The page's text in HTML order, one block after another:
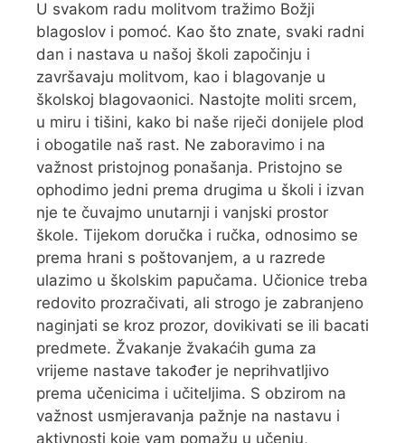
U svakom radu molitvom tražimo Božji
blagoslov i pomoć. Kao što znate, svaki radni
dan i nastava u našoj školi započinju i
završavaju molitvom, kao i blagovanje u
školskoj blagovaonici. Nastojte moliti srcem,
u miru i tišini, kako bi naše riječi donijele plod
i obogatile naš rast. Ne zaboravimo i na
važnost pristojnog ponašanja. Pristojno se
ophodimo jedni prema drugima u školi i izvan
nje te čuvajmo unutarnji i vanjski prostor
škole. Tijekom doručka i ručka, odnosimo se
prema hrani s poštovanjem, a u razrede
ulazimo u školskim papučama. Učionice treba
redovito prozračivati, ali strogo je zabranjeno
naginjati se kroz prozor, dovikivati se ili bacati
predmete. Žvakanje žvakaćih guma za
vrijeme nastave također je neprihvatljivo
prema učenicima i učiteljima. S obzirom na
važnost usmjeravanja pažnje na nastavu i
aktivnosti koje vam pomažu u učenju,